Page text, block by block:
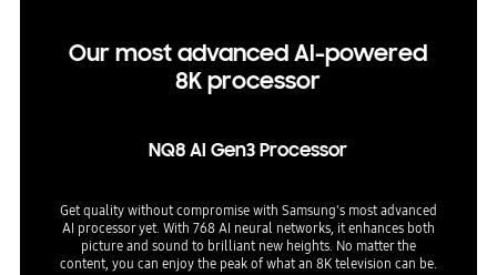
Our most advanced AI-powered
8K processor
NQ8 AI Gen3 Processor
Get quality without compromise with Samsung's most advanced
AI processor yet. With 768 AI neural networks, it enhances both
picture and sound to brilliant new heights. No matter the
content, you can enjoy the peak of what an 8K television can be.